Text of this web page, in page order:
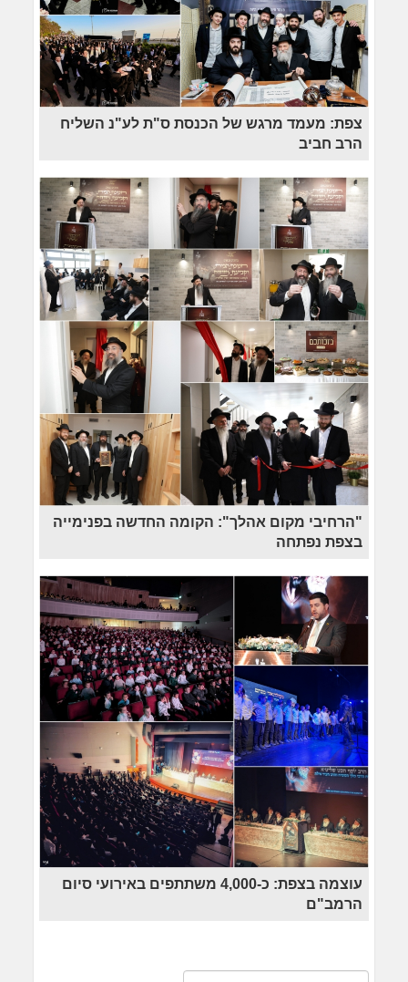
צפת: מעמד מרגש של הכנסת ס"ת לע"נ השליח
הרב חביב
"הרחיבי מקום אהלך": הקומה החדשה בפנימייה
בצפת נפתחה
עוצמה בצפת: כ-4,000 משתתפים באירועי סיום
הרמב"ם